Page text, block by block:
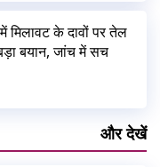
मिलावट के दावों पर तेल
बयान, जांच में सच
और देखें